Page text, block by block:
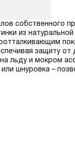
собственного
из
защиту
льду и мокром
шнуровка –